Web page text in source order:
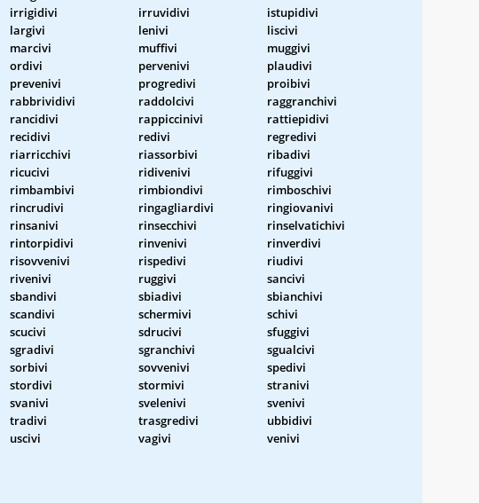
irrigidivi irruvidivi
istupidivi
largivi lenivi
liscivi
marcivi muffivi
muggivi
ordivi pervenivi
plaudivi
prevenivi progredivi
proibivi
rabbrividivi raddolcivi
raggranchivi
rancidivi rappiccinivi
rattiepidivi
recidivi redivi
regredivi
riarricchivi riassorbivi
ribadivi
ricucivi ridivenivi
rifuggivi
rimbambivi rimbiondivi
rimboschivi
rincrudivi ringagliardivi
ringiovanivi
rinsanivi rinsecchivi
rinselvatichivi
rintorpidivi rinvenivi
rinverdivi
risovvenivi rispedivi
riudivi
rivenivi ruggivi
sancivi
sbandivi sbiadivi
sbianchivi
scandivi schermivi
schivi
scucivi sdrucivi
sfuggivi
sgradivi sgranchivi
sgualcivi
sorbivi sovvenivi
spedivi
stordivi stormivi
stranivi
svanivi svelenivi
svenivi
tradivi trasgredivi
ubbidivi
uscivi vagivi venivi